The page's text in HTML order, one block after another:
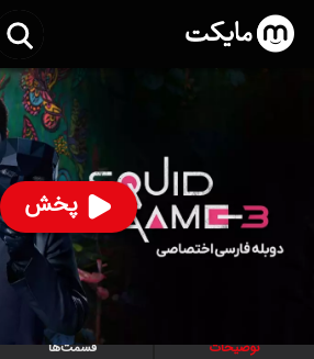
پخش
سریال بازی ماهی مرکب با دوبله فارسی
94% ۸.۰
ساخت کره جنوبی سال 2021
رده سنی ۱۸+
جنایی درام
توضیحات قسمت‌ها